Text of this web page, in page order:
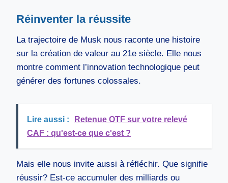
Réinventer la réussite
La trajectoire de Musk nous raconte une histoire
sur la création de valeur au 21e siècle. Elle nous
montre comment l’innovation technologique peut
générer des fortunes colossales.
Lire aussi :
Retenue OTF sur votre relevé
CAF : qu'est-ce que c'est ?
Mais elle nous invite aussi à réfléchir. Que signifie
réussir? Est-ce accumuler des milliards ou